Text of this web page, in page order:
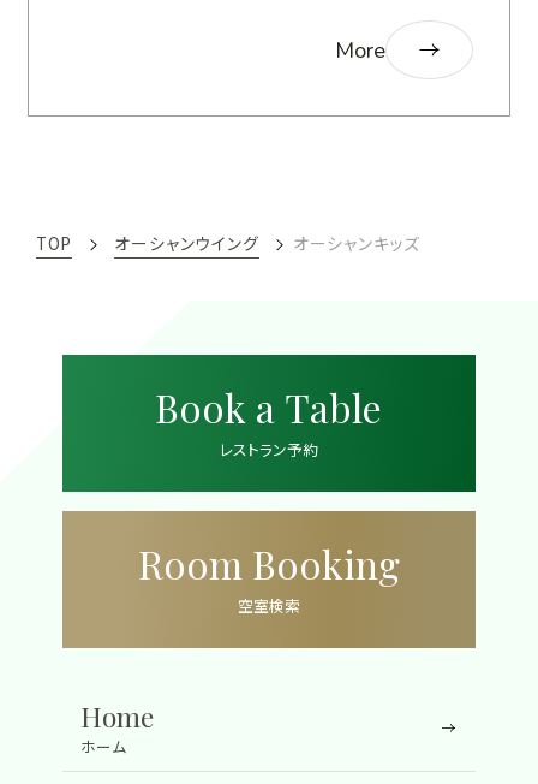
ン
く
More
TOP オーシャンウイング オーシャンキッズ
レストラン予約
Book a Table
空室検索
Room Booking
ホーム
Home